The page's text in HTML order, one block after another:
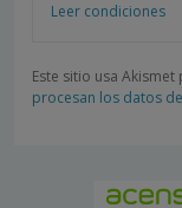
Leer condiciones
Este sitio usa
procesan los datos